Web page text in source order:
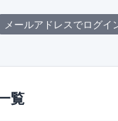
メールアドレスでログイ
覧